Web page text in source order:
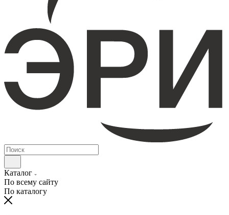
Каталог
По всему сайту
По каталогу